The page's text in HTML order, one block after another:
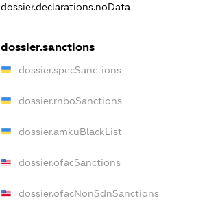
dossier.declarations.noData
dossier.sanctions
dossier.specSanctions
dossier.rnboSanctions
dossier.amkuBlackList
dossier.ofacSanctions
dossier.ofacNonSdnSanctions